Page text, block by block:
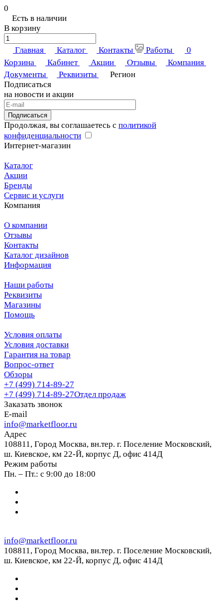
0
Есть в наличии
В корзину
Главная Каталог Контакты Работы
0
Корзина
Кабинет Акции Отзывы
Компания
Документы
Реквизиты
Регион
Подписаться
на новости и акции
Подписаться
Продолжая, вы соглашаетесь с политикой
конфиденциальности
Интернет-магазин
Каталог
Акции
Бренды
Сервис и услуги
Компания
О компании
Отзывы
Контакты
Каталог дизайнов
Информация
Наши работы
Реквизиты
Магазины
Помощь
Условия оплаты
Условия доставки
Гарантия на товар
Вопрос-ответ
Обзоры
+7 (499) 714-89-27
+7 (499) 714-89-27Отдел продаж
Заказать звонок
E-mail
info@marketfloor.ru
Адрес
108811, Город Москва, вн.тер. г. Поселение Московский,
ш. Киевское, км 22-Й, корпус Д, офис 414Д
Режим работы
Пн. – Пт.: с 9:00 до 18:00
info@marketfloor.ru
108811, Город Москва, вн.тер. г. Поселение Московский,
ш. Киевское, км 22-Й, корпус Д, офис 414Д